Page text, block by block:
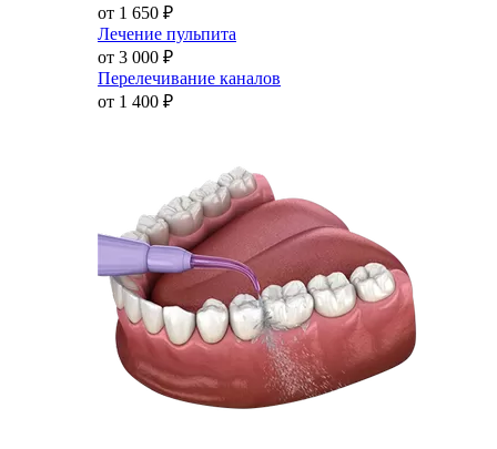
от 1 650 ₽
Лечение пульпита
от 3 000 ₽
Перелечивание каналов
от 1 400 ₽